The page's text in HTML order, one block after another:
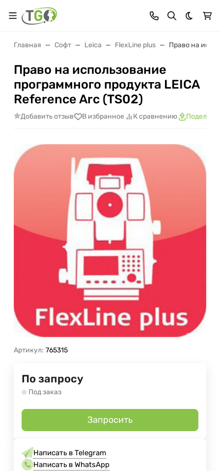
Темная
Главная Софт Leica FlexLine plus Право на
Право на использование
программного продукта LEICA
Reference Arc (TS02)
Добавить отзыв В избранное К сравнению
Артикул: 765315
По запросу
Под заказ
Запросить
Написать в Telegram
Написать в WhatsApp